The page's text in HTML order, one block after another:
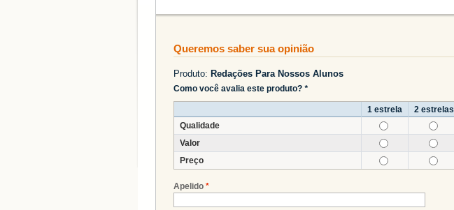
Queremos saber sua opinião
Produto: Redações Para Nossos Alunos
Como você avalia este produto? *
1 estrela 2 estrelas
Qualidade
Valor
Preço
*
Apelido